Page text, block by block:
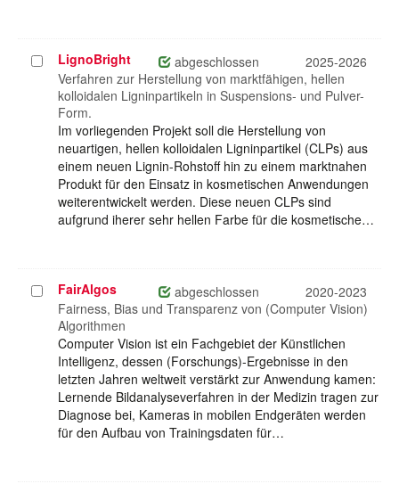
Projekt
auswählen
LignoBright abgeschlossen
2025-2026
Verfahren zur Herstellung von marktfähigen, hellen
kolloidalen Ligninpartikeln in Suspensions- und Pulver-
Form.
Im vorliegenden Projekt soll die Herstellung von
neuartigen, hellen kolloidalen Ligninpartikel (CLPs) aus
einem neuen Lignin-Rohstoff hin zu einem marktnahen
Produkt für den Einsatz in kosmetischen Anwendungen
weiterentwickelt werden. Diese neuen CLPs sind
aufgrund iherer sehr hellen Farbe für die kosmetische…
Projekt
auswählen
FairAlgos abgeschlossen
2020-2023
Fairness, Bias und Transparenz von (Computer Vision)
Algorithmen
Computer Vision ist ein Fachgebiet der Künstlichen
Intelligenz, dessen (Forschungs)-Ergebnisse in den
letzten Jahren weltweit verstärkt zur Anwendung kamen:
Lernende Bildanalyseverfahren in der Medizin tragen zur
Diagnose bei, Kameras in mobilen Endgeräten werden
für den Aufbau von Trainingsdaten für…